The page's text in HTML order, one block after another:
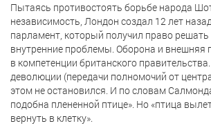
Пытаясь противостоять борьбе народа
независимость, Лондон создал 12 лет
парламент, который получил право
внутренние проблемы. Оборона и внешняя
в компетенции британского
деволюции (передачи полномочий от
этом не остановился. И по словам
подобна плененной птице». Но «птица
вернуть в клетку».